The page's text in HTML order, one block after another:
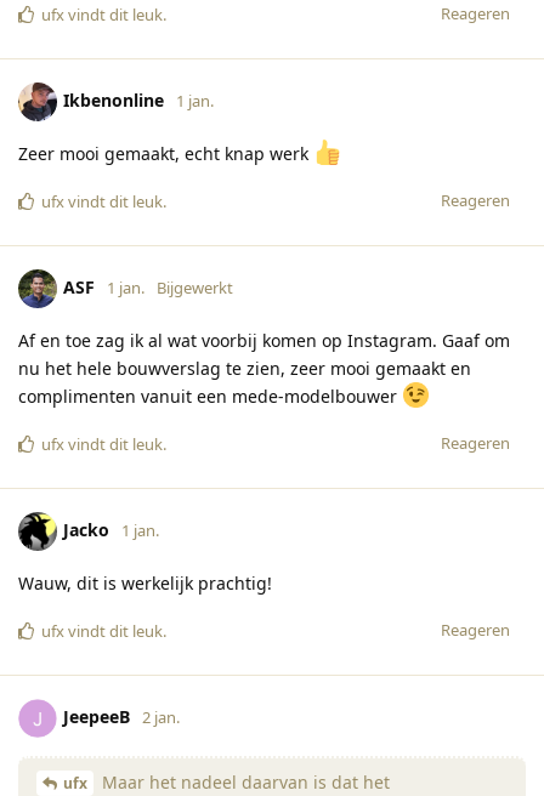
Reageren
ufxvindt dit leuk.
Ikbenonline 1 jan.
Zeer mooi gemaakt, echt knap werk
Reageren
ufxvindt dit leuk.
ASF 1 jan. Bijgewerkt
Af en toe zag ik al wat voorbij komen op Instagram. Gaaf om
nu het hele bouwverslag te zien, zeer mooi gemaakt en
complimenten vanuit een mede-modelbouwer
Reageren
ufxvindt dit leuk.
Jacko 1 jan.
Wauw, dit is werkelijk prachtig!
Reageren
ufxvindt dit leuk.
JeepeeB 2 jan.
ufx
Maar het nadeel daarvan is dat het